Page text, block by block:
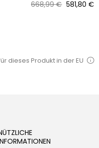
Normaler
668,99 € Preis
581,80 €
dieses Produkt in der EU